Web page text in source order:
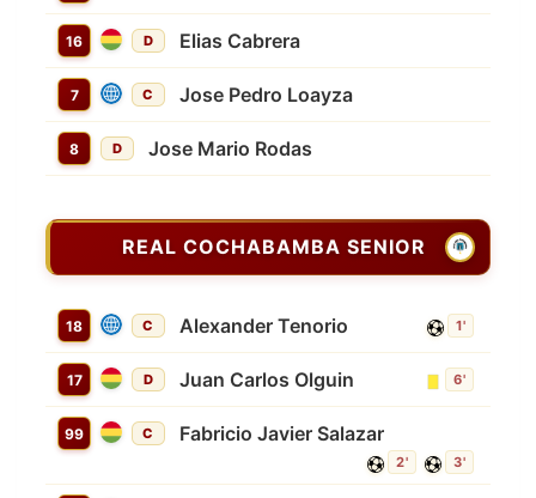
16 D Elias Cabrera
7 C Jose Pedro Loayza
8 D Jose Mario Rodas
REAL COCHABAMBA SENIOR
18 C Alexander Tenorio 1'
17 D Juan Carlos Olguin 6'
99 C Fabricio Javier Salazar
2' 3'